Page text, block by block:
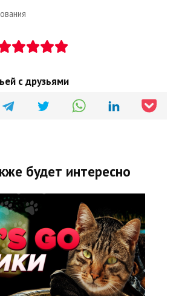
с друзьями
будет интересно